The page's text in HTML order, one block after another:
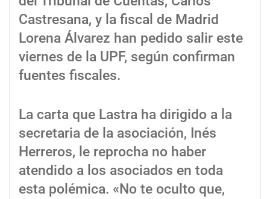
Castresana, y la fiscal de Madrid
Lorena Álvarez han pedido salir este
viernes de la UPF, según confirman
fuentes fiscales.
La carta que Lastra ha dirigido a la
secretaria de la asociación, Inés
Herreros, le reprocha no haber
atendido a los asociados en toda
esta polémica. «No te oculto que,